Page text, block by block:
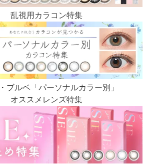
乱視用カラコン特集
ブルベ 「パーソナルカラー別」
オススメレンズ特集